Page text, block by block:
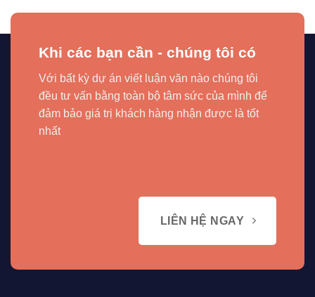
Khi các bạn cần - chúng tôi có
Với bất kỳ dự án viết luận văn nào chúng tôi
đều tư vấn bằng toàn bộ tâm sức của mình để
đảm bảo giá trị khách hàng nhận được là tốt
nhất
LIÊN HỆ NGAY